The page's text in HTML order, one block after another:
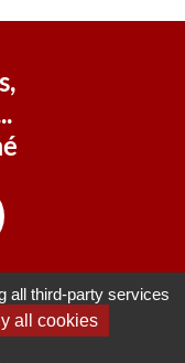
2026 • Réalisé par
des cookies
all third-party services
all cookies